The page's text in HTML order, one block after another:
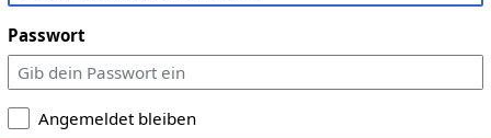
Passwort
Angemeldet bleiben